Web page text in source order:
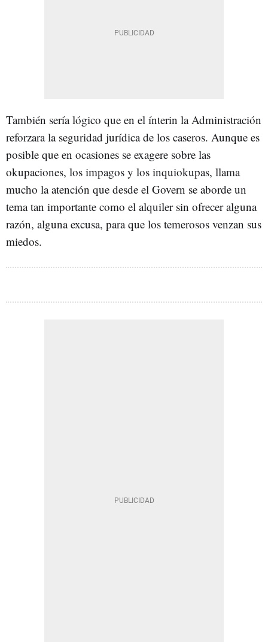
También sería lógico que en el ínterin la Administración
reforzara la seguridad jurídica de los caseros. Aunque es
posible que en ocasiones se exagere sobre las
okupaciones, los impagos y los inquiokupas, llama
mucho la atención que desde el Govern se aborde un
tema tan importante como el alquiler sin ofrecer alguna
razón, alguna excusa, para que los temerosos venzan sus
miedos.